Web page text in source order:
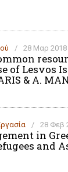
/ 28 Μαρ 2018
of Lesvos
& A.
/ 28 Φεβ
in
and